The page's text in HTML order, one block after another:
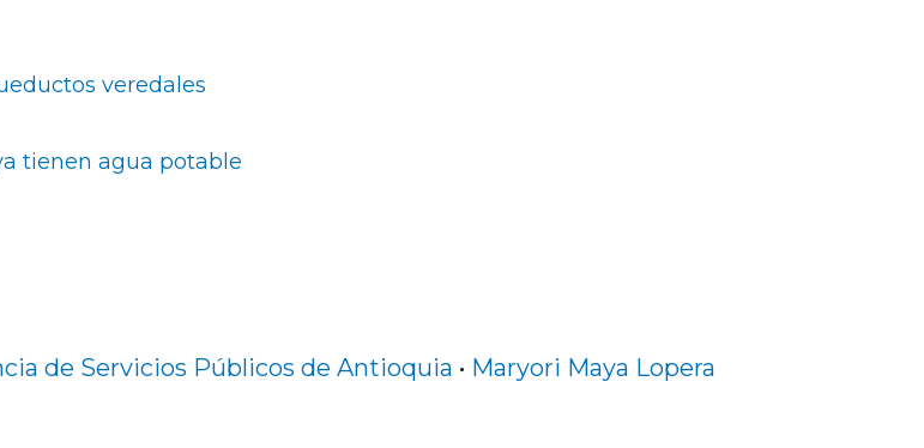
veredales
tienen agua potable
de Servicios Públicos de Antioquia • Maryori Maya Lopera